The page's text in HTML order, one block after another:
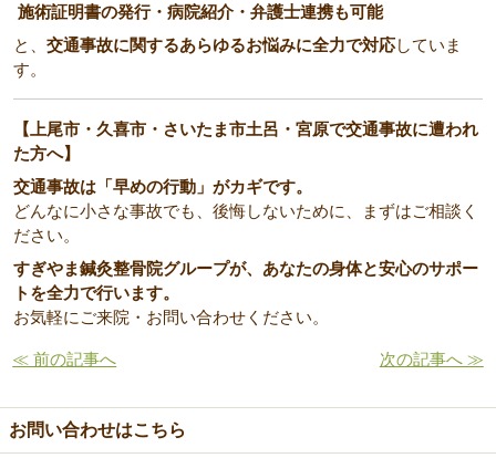
施術証明書の発行・病院紹介・弁護士連携も可能
と、 交通事故に関するあらゆるお悩みに全力で対応していま
す。
【上尾市・久喜市・さいたま市土呂・宮原で交通事故に遭われ
た方へ】
交通事故は「早めの行動」がカギです。
どんなに小さな事故でも、後悔しないために、まずはご相談く
ださい。
すぎやま鍼灸整骨院グループが、あなたの身体と安心のサポー
トを全力で行います。
お気軽にご来院・お問い合わせください。
≪ 前の記事へ 次の記事へ ≫
お問い合わせはこちら